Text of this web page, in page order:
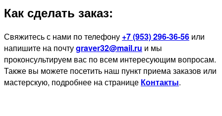
Как сделать заказ:
Свяжитесь с нами по телефону +7 (953) 296-36-56 или
напишите на почтуgraver32@mail.ru и мы
проконсультируем вас по всем интересующим вопросам.
Также вы можете посетить наш пункт приема заказов или
мастерскую, подробнее на странице Контакты.